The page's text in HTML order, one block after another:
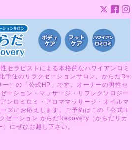
セラピストによる本格的なハワイアンロミ
千住のリラクゼーションサロン、からだRe
）の「公式HP」です。オーナーの男性セ
ーション・マッサージ・リフレクソロジー
ンロミロミ・アロママッサージ・オイルマ
ズにお応えします。ご予約はこの「公式H
ゼーション からだRecovery（からだリカ
）にぜひお越し下さい。